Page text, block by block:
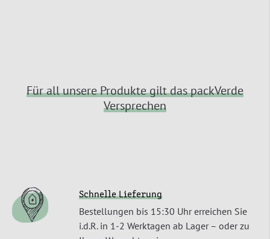
Für all unsere Produkte gilt das packVerde
Versprechen
Schnelle Lieferung
Bestellungen bis 15:30 Uhr erreichen Sie
i.d.R. in 1-2 Werktagen ab Lager – oder zu